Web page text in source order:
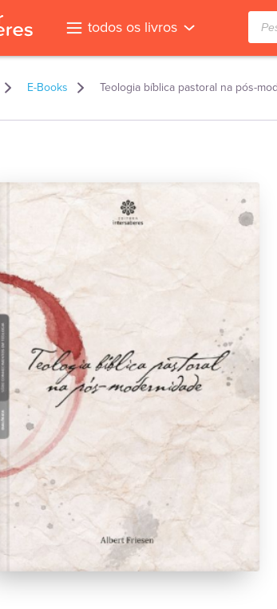
todos os livros
E-Books Teologia bíblica pastoral na pós-